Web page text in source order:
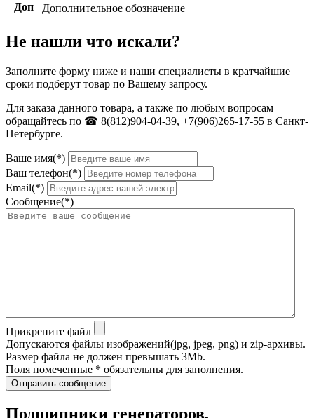
Доп
Дополнительное обозначение
Не нашли что искали?
Заполните форму ниже и наши специалисты в кратчайшие
сроки подберут товар по Вашему запросу.
Для заказа данного товара, а также по любым вопросам
обращайтесь по ☎ 8(812)904-04-39, +7(906)265-17-55 в Санкт-
Петербурге.
Ваше имя(*)
Ваш телефон(*)
Email(*)
Сообщение(*)
Прикрепите файл
Допускаются файлы изображений(jpg, jpeg, png) и zip-архивы.
Размер файла не должен превышать 3Mb.
Поля помеченные * обязательны для заполнения.
Отправить сообщение
Подшипники генераторов,